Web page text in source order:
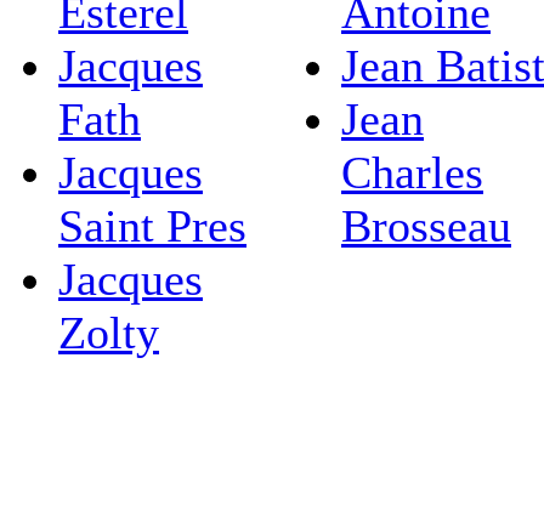
Esterel
Jacques
Fath
Jacques
Saint Pres
Jacques
Zolty
Antoine
Jean Batist
Jean
Charles
Brosseau